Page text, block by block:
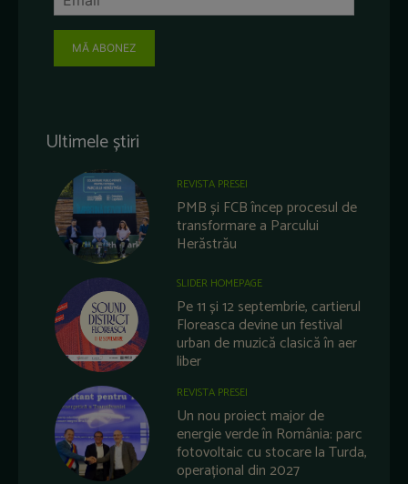
MĂ ABONEZ
Ultimele știri
REVISTA PRESEI
PMB și FCB încep procesul de
transformare a Parcului
Herăstrău
SLIDER HOMEPAGE
Pe 11 și 12 septembrie, cartierul
Floreasca devine un festival
urban de muzică clasică în aer
liber
REVISTA PRESEI
Un nou proiect major de
energie verde în România: parc
fotovoltaic cu stocare la Turda,
operațional din 2027